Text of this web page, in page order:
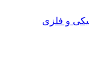
و فلزی